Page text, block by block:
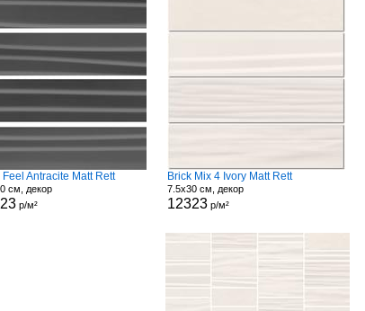
Feel Antracite Matt Rett
см, декор
р/м²
Brick Mix 4 Ivory Matt Rett
7.5x30 см, декор
12323 р/м²